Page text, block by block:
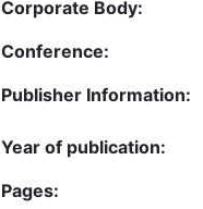
Corporate Body:
Conference:
Publisher Information:
Year of publication:
Pages: